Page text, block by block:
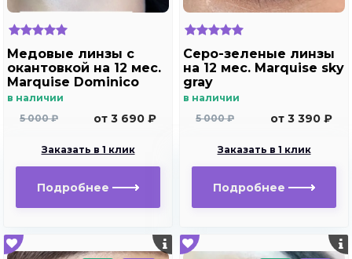
Медовые линзы c
окантовкой на 12 мес.
Marquise Dominico
brown /Медовые
темных глаз с
в наличии
5 000 ₽
от 3 690 ₽
Заказать в 1 клик
Подробнее
Серо-зеленые линзы
на 12 мес. Marquise sky
gray
в наличии
5 000 ₽
от 3 390 ₽
Заказать в 1 клик
Подробнее